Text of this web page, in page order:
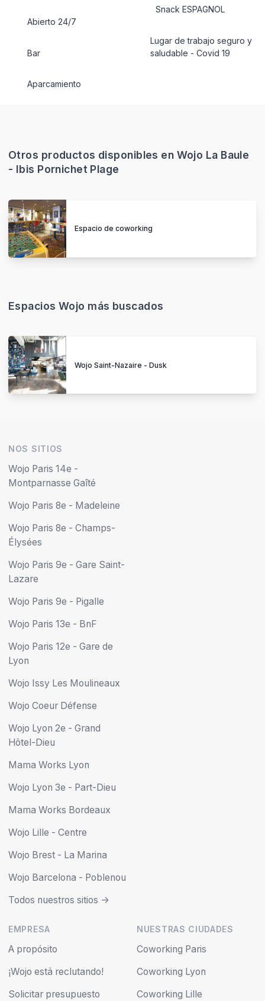
Abierto 24/7
Bar
Aparcamiento
Snack ESPAGNOL
Lugar de trabajo seguro y
saludable - Covid 19
Otros productos disponibles en Wojo La Baule
- Ibis Pornichet Plage
Espacio de coworking
Espacios Wojo más buscados
Wojo Saint-Nazaire - Dusk
NOS SITIOS
Wojo Paris 14e -
Montparnasse Gaîté
Wojo Paris 8e - Madeleine
Wojo Paris 8e - Champs-
Élysées
Wojo Paris 9e - Gare Saint-
Lazare
Wojo Paris 9e - Pigalle
Wojo Paris 13e - BnF
Wojo Paris 12e - Gare de
Lyon
Wojo Issy Les Moulineaux
Wojo Coeur Défense
Wojo Lyon 2e - Grand
Hôtel-Dieu
Mama Works Lyon
Wojo Lyon 3e - Part-Dieu
Mama Works Bordeaux
Wojo Lille - Centre
Wojo Brest - La Marina
Wojo Barcelona - Poblenou
Todos nuestros sitios ->
EMPRESA
A propósito
¡Wojo está reclutando!
Solicitar presupuesto
NUESTRAS CIUDADES
Coworking Paris
Coworking Lyon
Coworking Lille